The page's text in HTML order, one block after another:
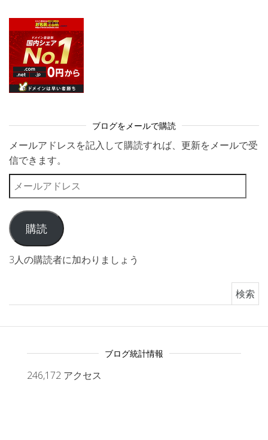
ブログをメールで購読
メールアドレスを記入して購読すれば、更新をメールで受
信できます。
メールアドレス
購読
3人の購読者に加わりましょう
ブログ統計情報
246,172 アクセス